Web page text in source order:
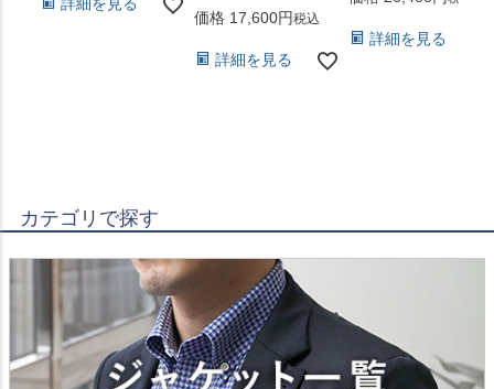
詳細を見る
価格 17,600 税込
詳細を見る
詳細を見る
カテゴリで探す